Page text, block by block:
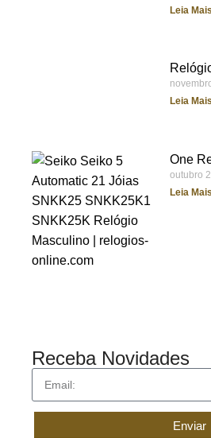
Leia
Leia
One
outubro
Leia
Receba Novidades
Enviar